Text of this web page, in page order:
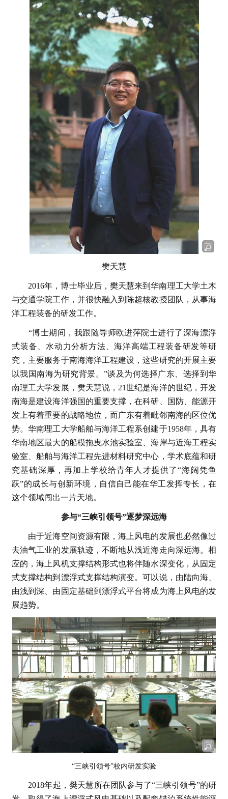
樊天慧
2016年，博士毕业后，樊天慧来到华南理工大学土木
与交通学院工作，并很快融入到陈超核教授团队，从事海
洋工程装备的研发工作。
“博士期间，我跟随导师欧进萍院士进行了深海漂浮
式装备、水动力分析方法、海洋高端工程装备研发等研
究，主要服务于南海海洋工程建设，这些研究的开展主要
以我国南海为研究背景。”谈及为何选择广东、选择到华
南理工大学发展，樊天慧说，21世纪是海洋的世纪，开发
南海是建设海洋强国的重要支撑，在科研、国防、能源开
发上有着重要的战略地位，而广东有着毗邻南海的区位优
势。华南理工大学船舶与海洋工程系创建于1958年，具有
华南地区最大的船模拖曳水池实验室、海岸与近海工程实
验室、船舶与海洋工程先进材料研究中心，学术底蕴和研
究基础深厚，再加上学校给青年人才提供了“海阔凭鱼
跃”的成长与创新环境，自信自己能在华工发挥专长，在
这个领域闯出一片天地。
参与“三峡引领号”逐梦深远海
由于近海空间资源有限，海上风电的发展也必然像过
去油气工业的发展轨迹，不断地从浅近海走向深远海。相
应的，海上风机支撑结构形式也将伴随水深变化，从固定
式支撑结构到漂浮式支撑结构演变。可以说，由陆向海、
由浅到深、由固定基础到漂浮式平台将成为海上风电的发
展趋势。
“三峡引领号”校内研发实验
2018年起，樊天慧所在团队参与了“三峡引领号”的研